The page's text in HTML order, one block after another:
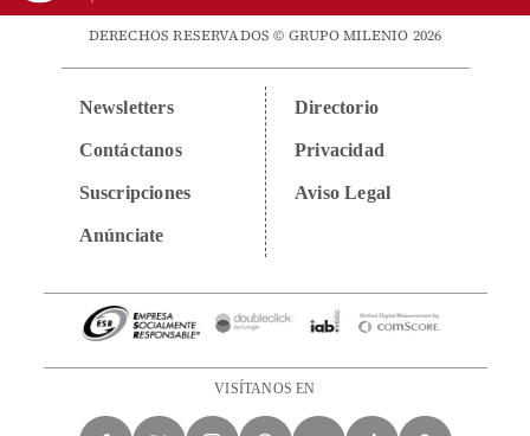
DERECHOS RESERVADOS © GRUPO MILENIO 2026
Newsletters
Contáctanos
Suscripciones
Anúnciate
Directorio
Privacidad
Aviso Legal
VISÍTANOS EN